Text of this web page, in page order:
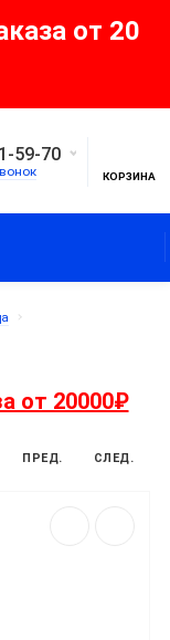
от 20
59-70
КОРЗИНА
от 20000₽
ПРЕД. СЛЕД.